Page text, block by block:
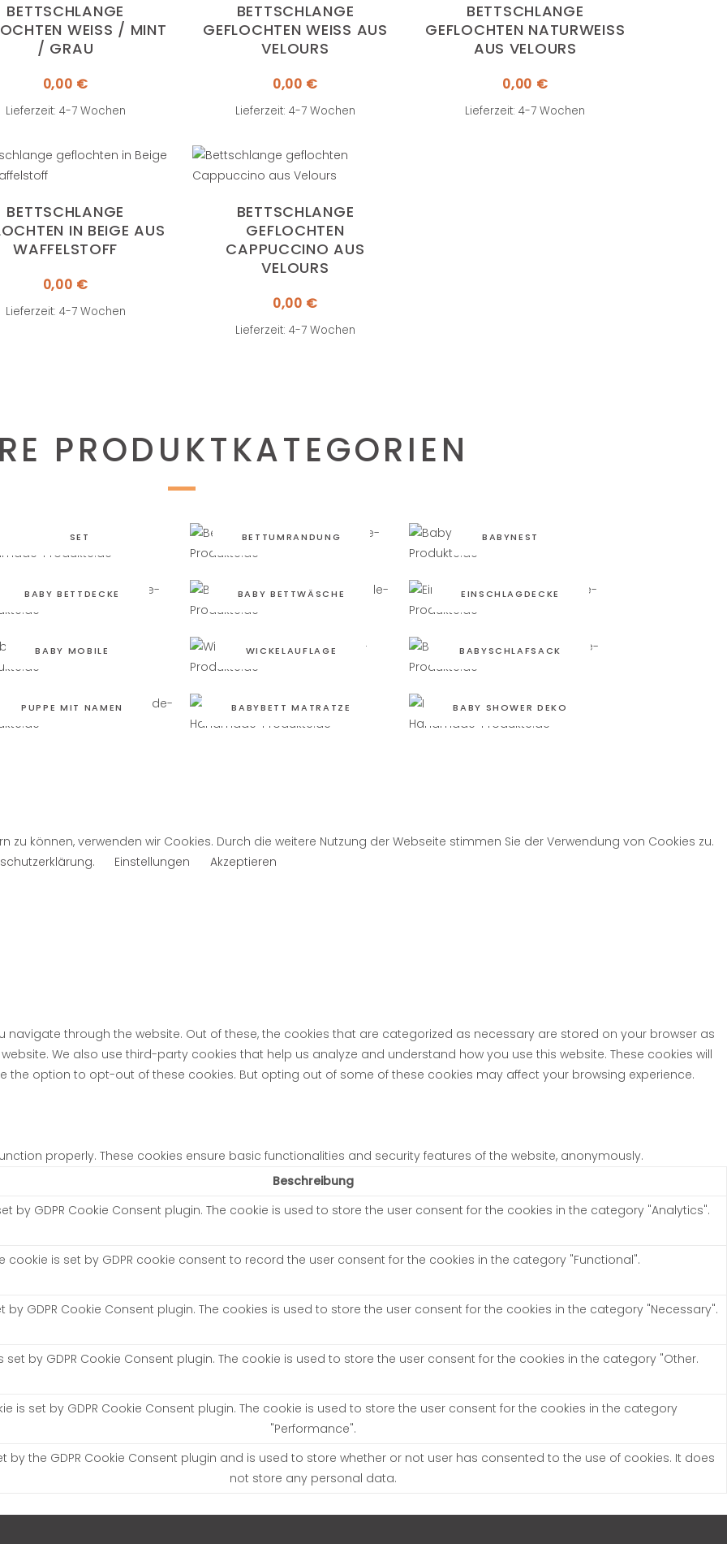
BETTSCHLANGE
WEISS / MINT /
GRAU
0,00 €
Lieferzeit: 4-7 Wochen
BETTSCHLANGE
GEFLOCHTEN WEISS AUS V
ELOURS
0,00 €
Lieferzeit: 4-7 Wochen
BETTSCHLANGE
GEFLOCHTEN NATURWEISS A
US VELOURS
0,00 €
Lieferzeit: 4-7 Wochen
BETTSCHLANGE
IN BEIGE AUS
WAFFELSTOFF
0,00 €
Lieferzeit: 4-7 Wochen
BETTSCHLANGE
GEFLOCHTEN
CAPPUCCINO AUS
VELOURS
0,00 €
Lieferzeit: 4-7 Wochen
PRODUKTKATEGORIEN
SET
BETTUMRANDUNG BABYNEST
BABY BETTDECKE BABY BETTWÄSCHE EINSCHLAGDECKE
BABY MOBILE WICKELAUFLAGE BABYSCHLAFSACK
PUPPE MIT NAMEN BABYBETT MATRATZE BABY SHOWER DEKO
können, verwenden wir Cookies. Durch die weitere Nutzung der Webseite stimmen Sie der Verwendung von Cookies zu.
. Einstellungen Akzeptieren
navigate through the website. Out of these, the cookies that are categorized as necessary are stored on your browser as
We also use third-party cookies that help us analyze and understand how you use this website. These cookies will
the option to opt-out of these cookies. But opting out of some of these cookies may affect your browsing experience.
properly. These cookies ensure basic functionalities and security features of the website, anonymously.
Beschreibung
by GDPR Cookie Consent plugin. The cookie is used to store the user consent for the cookies in the category "Analytics".
cookie is set by GDPR cookie consent to record the user consent for the cookies in the category "Functional".
by GDPR Cookie Consent plugin. The cookies is used to store the user consent for the cookies in the category "Necessary".
set by GDPR Cookie Consent plugin. The cookie is used to store the user consent for the cookies in the category "Other.
is set by GDPR Cookie Consent plugin. The cookie is used to store the user consent for the cookies in the category
"Performance".
by the GDPR Cookie Consent plugin and is used to store whether or not user has consented to the use of cookies. It does
not store any personal data.